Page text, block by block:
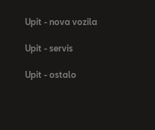
Upit - nova vozila
Upit - servis
Upit - ostalo